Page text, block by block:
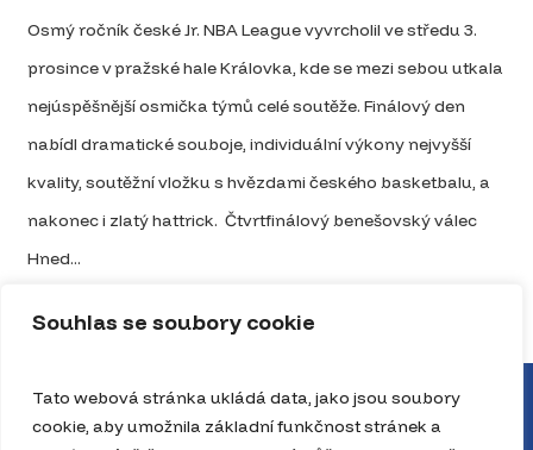
Souhlas se soubory cookie
Tato webová stránka ukládá data, jako jsou soubory
cookie, aby umožnila základní funkčnost stránek a
Osmý ročník české Jr. NBA League vyvrcholil ve středu 3.
prosince v pražské hale Královka, kde se mezi sebou utkala
nejúspěšnější osmička týmů celé soutěže. Finálový den
nabídl dramatické souboje, individuální výkony nejvyšší
kvality, soutěžní vložku s hvězdami českého basketbalu, a
nakonec i zlatý hattrick. Čtvrtfinálový benešovský válec
Hned...